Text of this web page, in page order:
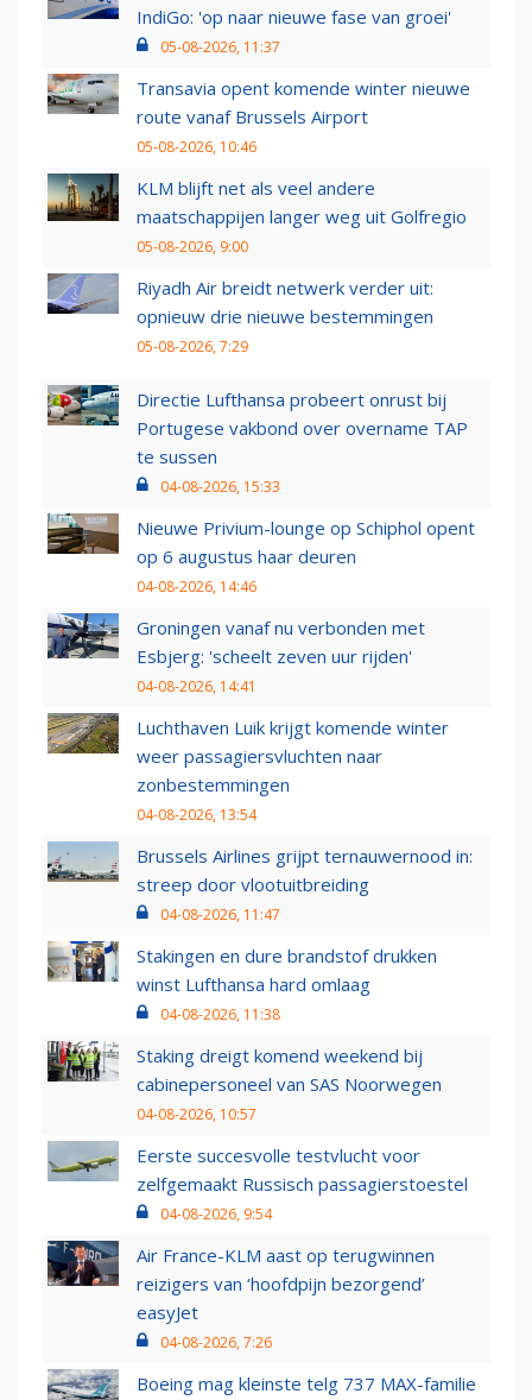
IndiGo: 'op naar nieuwe fase van groei'
05-08-2026, 11:37
Transavia opent komende winter nieuwe
route vanaf Brussels Airport
05-08-2026, 10:46
KLM blijft net als veel andere
maatschappijen langer weg uit Golfregio
05-08-2026, 9:00
Riyadh Air breidt netwerk verder uit:
opnieuw drie nieuwe bestemmingen
05-08-2026, 7:29
Directie Lufthansa probeert onrust bij
Portugese vakbond over overname TAP
te sussen
04-08-2026, 15:33
Nieuwe Privium-lounge op Schiphol opent
op 6 augustus haar deuren
04-08-2026, 14:46
Groningen vanaf nu verbonden met
Esbjerg: 'scheelt zeven uur rijden'
04-08-2026, 14:41
Luchthaven Luik krijgt komende winter
weer passagiersvluchten naar
zonbestemmingen
04-08-2026, 13:54
Brussels Airlines grijpt ternauwernood in:
streep door vlootuitbreiding
04-08-2026, 11:47
Stakingen en dure brandstof drukken
winst Lufthansa hard omlaag
04-08-2026, 11:38
Staking dreigt komend weekend bij
cabinepersoneel van SAS Noorwegen
04-08-2026, 10:57
Eerste succesvolle testvlucht voor
zelfgemaakt Russisch passagierstoestel
04-08-2026, 9:54
Air France-KLM aast op terugwinnen
reizigers van ‘hoofdpijn bezorgend’
easyJet
04-08-2026, 7:26
Boeing mag kleinste telg 737 MAX-familie